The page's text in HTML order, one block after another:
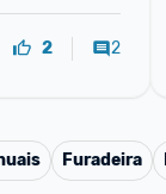
2 2
Furadeira